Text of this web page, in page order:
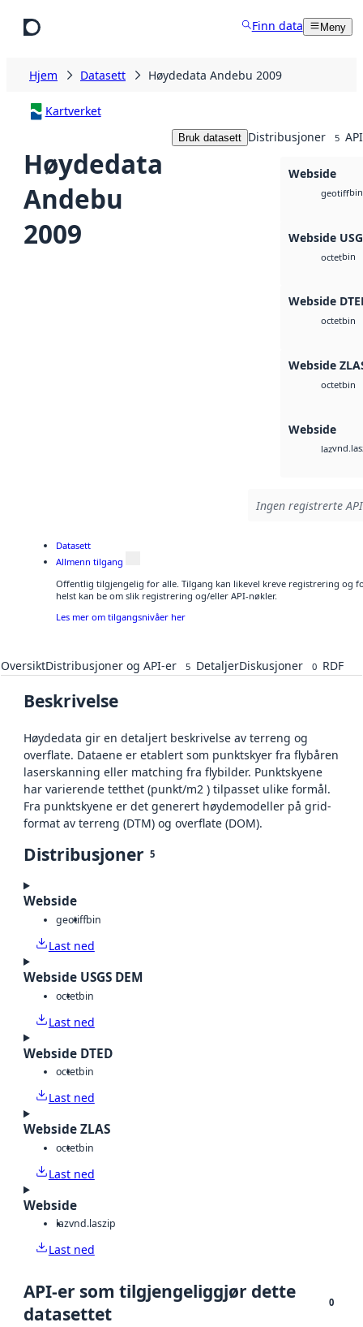
Finn data Meny
Hjem Datasett Høydedata Andebu 2009
Kartverket
Høydedata
Andebu
2009
Bruk datasett Distribusjoner 5
Webside
geotiffbin
Webside
octetbin
Webside
octetbin
Webside
octetbin
Webside
laz
Ingen registrerte
Datasett
Allmenn tilgang
Offentlig tilgjengelig for alle. Tilgang kan likevel kreve registrering og
helst kan be om slik registrering og/eller API-nøkler.
Les mer om tilgangsnivåer her
OversiktDistribusjoner og API-er 5 DetaljerDiskusjoner 0 RDF
Beskrivelse
Høydedata gir en detaljert beskrivelse av terreng og
overflate. Dataene er etablert som punktskyer fra flybåren
laserskanning eller matching fra flybilder. Punktskyene
har varierende tetthet (punkt/m2 ) tilpasset ulike formål.
Fra punktskyene er det generert høydemodeller på grid-
format av terreng (DTM) og overflate (DOM).
Distribusjoner 5
Webside
geotiffbin
Last ned
Webside USGS DEM
octetbin
Last ned
Webside DTED
octetbin
Last ned
Webside ZLAS
octetbin
Last ned
Webside
lazvnd.laszip
Last ned
API-er som tilgjengeliggjør dette
datasettet
0